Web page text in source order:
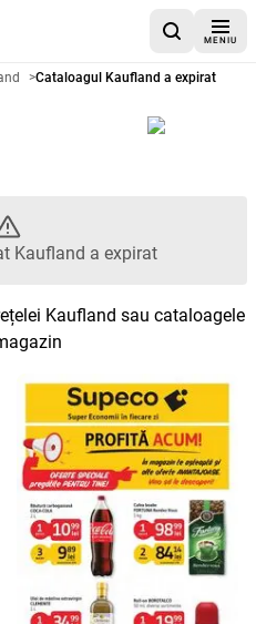
MENIU
Kaufland
>Cataloagul Kaufland a expirat
Kaufland a expirat
Kaufland sau cataloagele